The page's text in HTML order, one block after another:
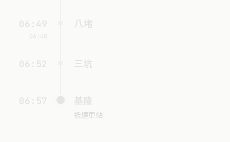
抵達車站